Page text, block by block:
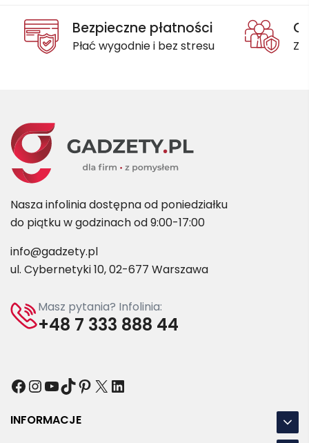
Bezpieczne płatności
Płać wygodnie i bez stresu
Nasza infolinia dostępna od poniedziałku
do piątku w godzinach od 9:00-17:00
info@gadzety.pl
ul. Cybernetyki 10, 02-677 Warszawa
Masz pytania? Infolinia:
+48 7 333 888 44
Facebook
Instagram
YouTube
TikTok
Pinterest
X LinkedIn
INFORMACJE